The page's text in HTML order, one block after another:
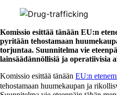
Komissio esittää tänään EU:n
pyritään tehostamaan
torjuntaa. Suunnitelma vie
lainsäädännöllisiä ja operatiivisia
Komissio esittää tänään EU:n
tehostamaan huumekaupan ja